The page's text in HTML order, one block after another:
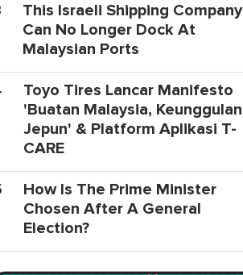
This Israeli Shipping Company
Can No Longer Dock At
Malaysian Ports
Toyo Tires Lancar Manifesto
'Buatan Malaysia, Keunggulan
Jepun' & Platform Aplikasi T-
CARE
How Is The Prime Minister
Chosen After A General
Election?